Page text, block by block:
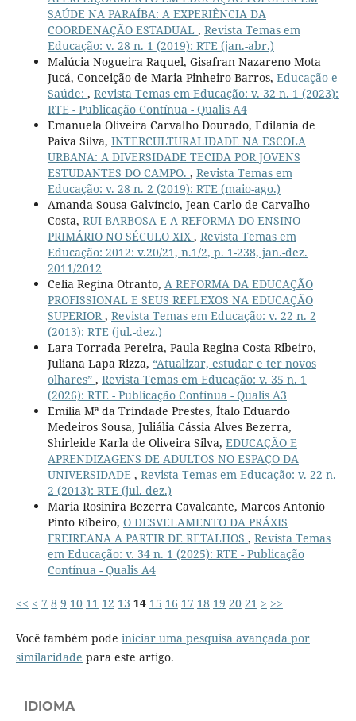
SAÚDE NA PARAÍBA: A EXPERIÊNCIA DA
COORDENAÇÃO ESTADUAL , Revista Temas em
Educação: v. 28 n. 1 (2019): RTE (jan.-abr.)
Malúcia Nogueira Raquel, Gisafran Nazareno Mota
Jucá, Conceição de Maria Pinheiro Barros, Educação e
Saúde: , Revista Temas em Educação: v. 32 n. 1 (2023):
RTE - Publicação Contínua - Qualis A4
Emanuela Oliveira Carvalho Dourado, Edilania de
Paiva Silva, INTERCULTURALIDADE NA ESCOLA
URBANA: A DIVERSIDADE TECIDA POR JOVENS
ESTUDANTES DO CAMPO. , Revista Temas em
Educação: v. 28 n. 2 (2019): RTE (maio-ago.)
Amanda Sousa Galvíncio, Jean Carlo de Carvalho
Costa, RUI BARBOSA E A REFORMA DO ENSINO
PRIMÁRIO NO SÉCULO XIX , Revista Temas em
Educação: 2012: v.20/21, n.1/2, p. 1-238, jan.-dez.
2011/2012
Celia Regina Otranto, A REFORMA DA EDUCAÇÃO
PROFISSIONAL E SEUS REFLEXOS NA EDUCAÇÃO
SUPERIOR , Revista Temas em Educação: v. 22 n. 2
(2013): RTE (jul.-dez.)
Lara Torrada Pereira, Paula Regina Costa Ribeiro,
Juliana Lapa Rizza, “Atualizar, estudar e ter novos
olhares” , Revista Temas em Educação: v. 35 n. 1
(2026): RTE - Publicação Contínua - Qualis A3
Emília Mª da Trindade Prestes, Ítalo Eduardo
Medeiros Sousa, Juliália Cássia Alves Bezerra,
Shirleide Karla de Oliveira Silva, EDUCAÇÃO E
APRENDIZAGENS DE ADULTOS NO ESPAÇO DA
UNIVERSIDADE , Revista Temas em Educação: v. 22 n.
2 (2013): RTE (jul.-dez.)
Maria Rosinira Bezerra Cavalcante, Marcos Antonio
Pinto Ribeiro, O DESVELAMENTO DA PRÁXIS
FREIREANA A PARTIR DE RETALHOS , Revista Temas
em Educação: v. 34 n. 1 (2025): RTE - Publicação
Contínua - Qualis A4
<< < 7 8 9 10 11 12 13 14 15 16 17 18 19 20 21 > >>
Você também pode iniciar uma pesquisa avançada por
similaridade para este artigo.
IDIOMA